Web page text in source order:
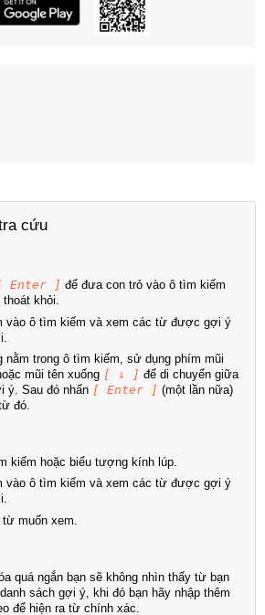
cứu
Enter ] để đưa con trỏ vào ô tìm kiếm
thoát khỏi.
vào ô tìm kiếm và xem các từ được gợi ý
nằm trong ô tìm kiếm, sử dụng phím mũi
mũi tên xuống [ ↓ ] để di chuyển giữa
ý. Sau đó nhấn [ Enter ] (một lần nữa)
đó.
kiếm hoặc biểu tượng kính lúp.
vào ô tìm kiếm và xem các từ được gợi ý
muốn xem.
quá ngắn bạn sẽ không nhìn thấy từ bạn
sách gợi ý, khi đó bạn hãy nhập thêm
để hiện ra từ chính xác.